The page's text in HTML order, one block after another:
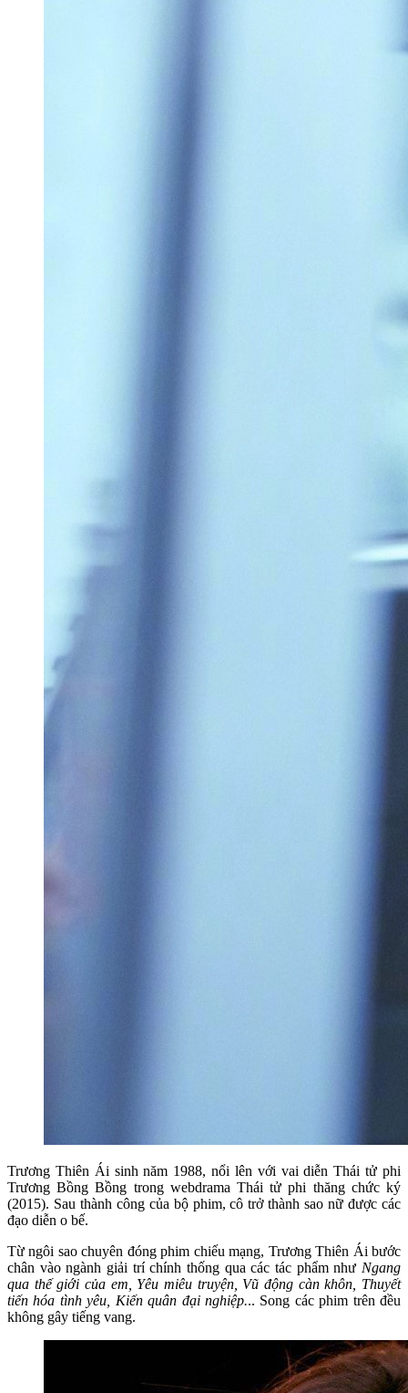
Trương Thiên Ái sinh năm 1988, nổi lên với vai diễn Thái tử phi
Trương Bồng Bồng trong webdrama Thái tử phi thăng chức ký
(2015). Sau thành công của bộ phim, cô trở thành sao nữ được các
đạo diễn o bế.
Từ ngôi sao chuyên đóng phim chiếu mạng, Trương Thiên Ái bước
chân vào ngành giải trí chính thống qua các tác phẩm như Ngang
qua thế giới của em, Yêu miêu truyện, Vũ động càn khôn, Thuyết
tiến hóa tình yêu, Kiến quân đại nghiệp... Song các phim trên đều
không gây tiếng vang.